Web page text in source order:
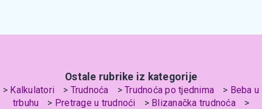
Ostale rubrike iz kategorije
Kalkulatori Trudnoća Trudnoća po tjednima
Beba u
trbuhu
Pretrage u trudnoći
Blizanačka trudnoća